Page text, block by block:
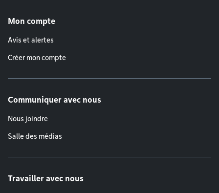
Mon compte
Avis et alertes
Créer mon compte
Communiquer avec nous
Nous joindre
Salle des médias
Travailler avec nous